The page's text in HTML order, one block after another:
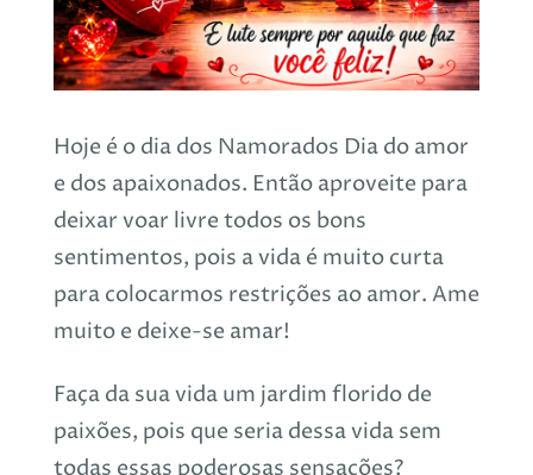
Hoje é o dia dos Namorados Dia do amor
e dos apaixonados. Então aproveite para
deixar voar livre todos os bons
sentimentos, pois a vida é muito curta
para colocarmos restrições ao amor. Ame
muito e deixe-se amar!
Faça da sua vida um jardim florido de
paixões, pois que seria dessa vida sem